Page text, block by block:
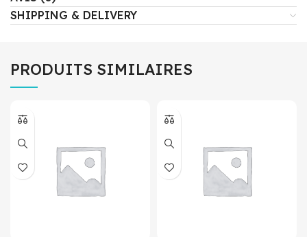
SHIPPING & DELIVERY
PRODUITS SIMILAIRES